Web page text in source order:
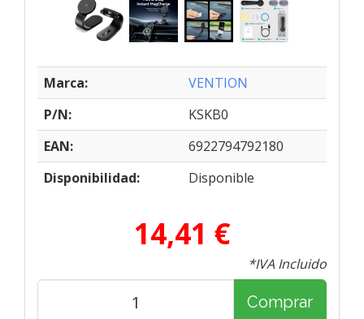
Marca:
VENTION
P/N:
KSKB0
EAN:
6922794792180
Disponibilidad:
Disponible
14,41 €
*IVA Incluido
Comprar